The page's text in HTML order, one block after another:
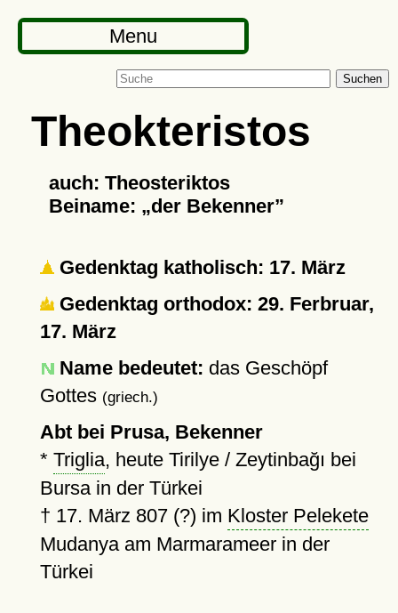
Menu
Suchen
Theokteristos
auch: Theosteriktos
Beiname:
der Bekenner
Gedenktag katholisch: 17. März
Gedenktag orthodox: 29. Ferbruar,
17. März
Name bedeutet: das Geschöpf
Gottes (griech.)
Abt bei Prusa, Bekenner
* Triglia, heute Tirilye / Zeytinbağı bei
Bursa in der Türkei
† 17. März 807 (?) im Kloster Pelekete
Mudanya am Marmarameer in der
Türkei